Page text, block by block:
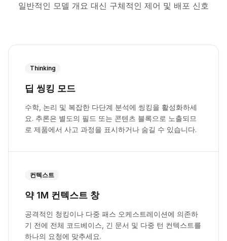
일반적인 모델 개요 대신 구체적인 제어 및 배포 신호
Thinking
딥 씽킹 모드
수학, 논리 및 복잡한 다단계 분석에 씽킹을 활성화하세
요. 추론은 별도의 필드 또는 콘텐츠 블록으로 노출되므
로 제품에서 사고 과정을 표시하거나 숨길 수 있습니다.
컨텍스트
약 1M 컨텍스트 창
공격적인 청킹이나 다중 패스 오케스트레이션에 의존하
기 전에 전체 코드베이스, 긴 문서 및 다중 턴 컨텍스트를
하나의 요청에 맞추세요.